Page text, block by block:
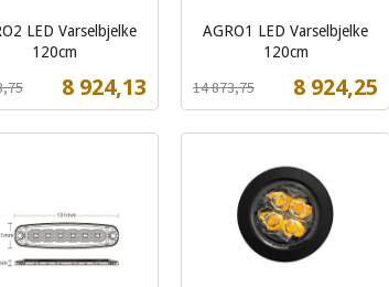
LED Varselbjelke
120cm
Tilbud
8 924,13
AGRO1 LED Varselbjelke
120cm
Tilbud
8 924,25
14 873,75
mva.